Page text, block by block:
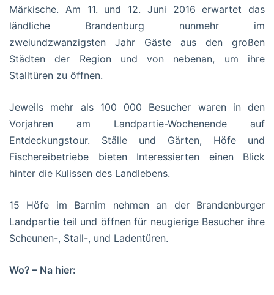
Märkische. Am 11. und 12. Juni 2016 erwartet das
ländliche Brandenburg nunmehr im
zweiundzwanzigsten Jahr Gäste aus den großen
Städten der Region und von nebenan, um ihre
Stalltüren zu öffnen.
Jeweils mehr als 100 000 Besucher waren in den
Vorjahren am Landpartie-Wochenende auf
Entdeckungstour. Ställe und Gärten, Höfe und
Fischereibetriebe bieten Interessierten einen Blick
hinter die Kulissen des Landlebens.
15 Höfe im Barnim nehmen an der Brandenburger
Landpartie teil und öffnen für neugierige Besucher ihre
Scheunen-, Stall-, und Ladentüren.
Wo? – Na hier: